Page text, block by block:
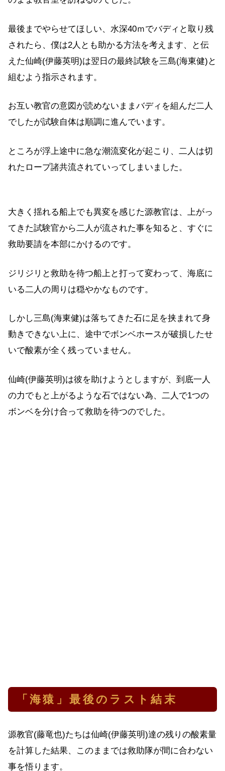
最後までやらせてほしい、水深40ｍでバディと取り残
されたら、僕は2人とも助かる方法を考えます、と伝
えた仙崎(伊藤英明)は翌日の最終試験を三島(海東健)と
組むよう指示されます。
お互い教官の意図が読めないままバディを組んだ二人
でしたが試験自体は順調に進んでいます。
ところが浮上途中に急な潮流変化が起こり、二人は切
れたロープ諸共流されていってしまいました。
大きく揺れる船上でも異変を感じた源教官は、上がっ
てきた試験官から二人が流された事を知ると、すぐに
救助要請を本部にかけるのです。
ジリジリと救助を待つ船上と打って変わって、海底に
いる二人の周りは穏やかなものです。
しかし三島(海東健)は落ちてきた石に足を挟まれて身
動きできない上に、途中でボンベホースが破損したせ
いで酸素が全く残っていません。
仙崎(伊藤英明)は彼を助けようとしますが、到底一人
の力でもと上がるような石ではない為、二人で1つの
ボンベを分け合って救助を待つのでした。
「海猿」最後のラスト結末
源教官(藤竜也)たちは仙崎(伊藤英明)達の残りの酸素量
を計算した結果、このままでは救助隊が間に合わない
事を悟ります。